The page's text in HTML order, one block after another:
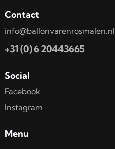
Contact
info@ballonvarenrosmalen.nl
+31 (0) 6 20443665
Social
Facebook
Instagram
Menu